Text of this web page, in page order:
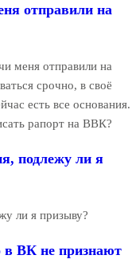
отправили на
меня отправили на
срочно, в своё
есть все основания.
рапорт на ВВК?
подлежу ли я
ли я призыву?
в ВК не признают